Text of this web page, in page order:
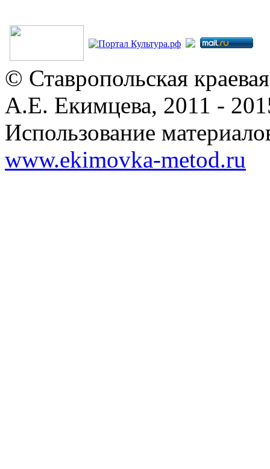
© Ставропольская
А.Е. Екимцева, 2011 -
Использование
www.ekimovka-metod.ru